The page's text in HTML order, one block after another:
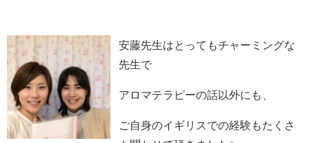
安藤先生はとってもチャーミングな
先生で
アロマテラピーの話以外にも、
ご自身のイギリスでの経験もたくさ